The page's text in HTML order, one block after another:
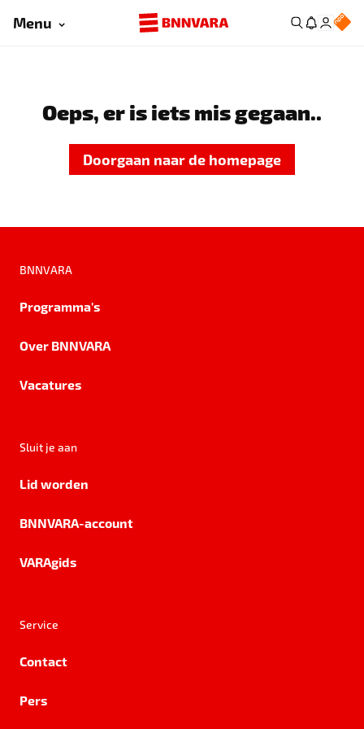
Menu
Oeps, er is iets mis gegaan..
Doorgaan naar de homepage
BNNVARA
Programma's
Over BNNVARA
Vacatures
Sluit je aan
Lid worden
BNNVARA-account
VARAgids
Service
Contact
Pers